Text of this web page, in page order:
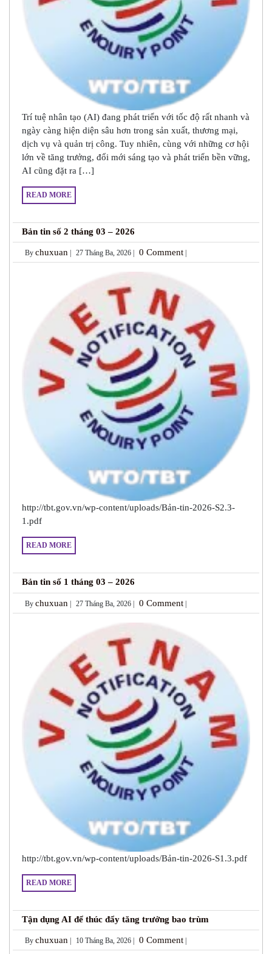
Trí tuệ nhân tạo (AI) đang phát triển với tốc độ rất nhanh và
ngày càng hiện diện sâu hơn trong sản xuất, thương mại,
dịch vụ và quản trị công. Tuy nhiên, cùng với những cơ hội
lớn về tăng trưởng, đổi mới sáng tạo và phát triển bền vững,
AI cũng đặt ra […]
READ MORE
Bản tin số 2 tháng 03 – 2026
By chuxuan 27 Tháng Ba, 2026 | 0 Comment
http://tbt.gov.vn/wp-content/uploads/Bản-tin-2026-S2.3-
1.pdf
READ MORE
Bản tin số 1 tháng 03 – 2026
By chuxuan | 27 Tháng Ba, 2026 | 0 Comment |
http://tbt.gov.vn/wp-content/uploads/Bản-tin-2026-S1.3.pdf
READ MORE
Tận dụng AI để thúc đẩy tăng trưởng bao trùm
By chuxuan 10 Tháng Ba, 2026 | 0 Comment